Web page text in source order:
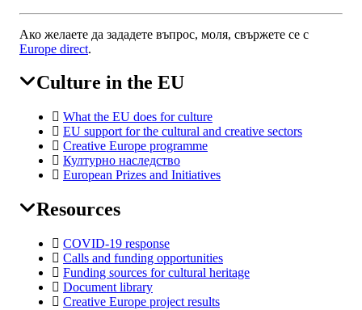
Ако желаете да зададете въпрос, моля, свържете се с
Europe direct.
Footer
Culture in the EU
What the EU does for culture
EU support for the cultural and creative sectors
Creative Europe programme
Културно наследство
European Prizes and Initiatives
Resources
COVID-19 response
Calls and funding opportunities
Funding sources for cultural heritage
Document library
Creative Europe project results